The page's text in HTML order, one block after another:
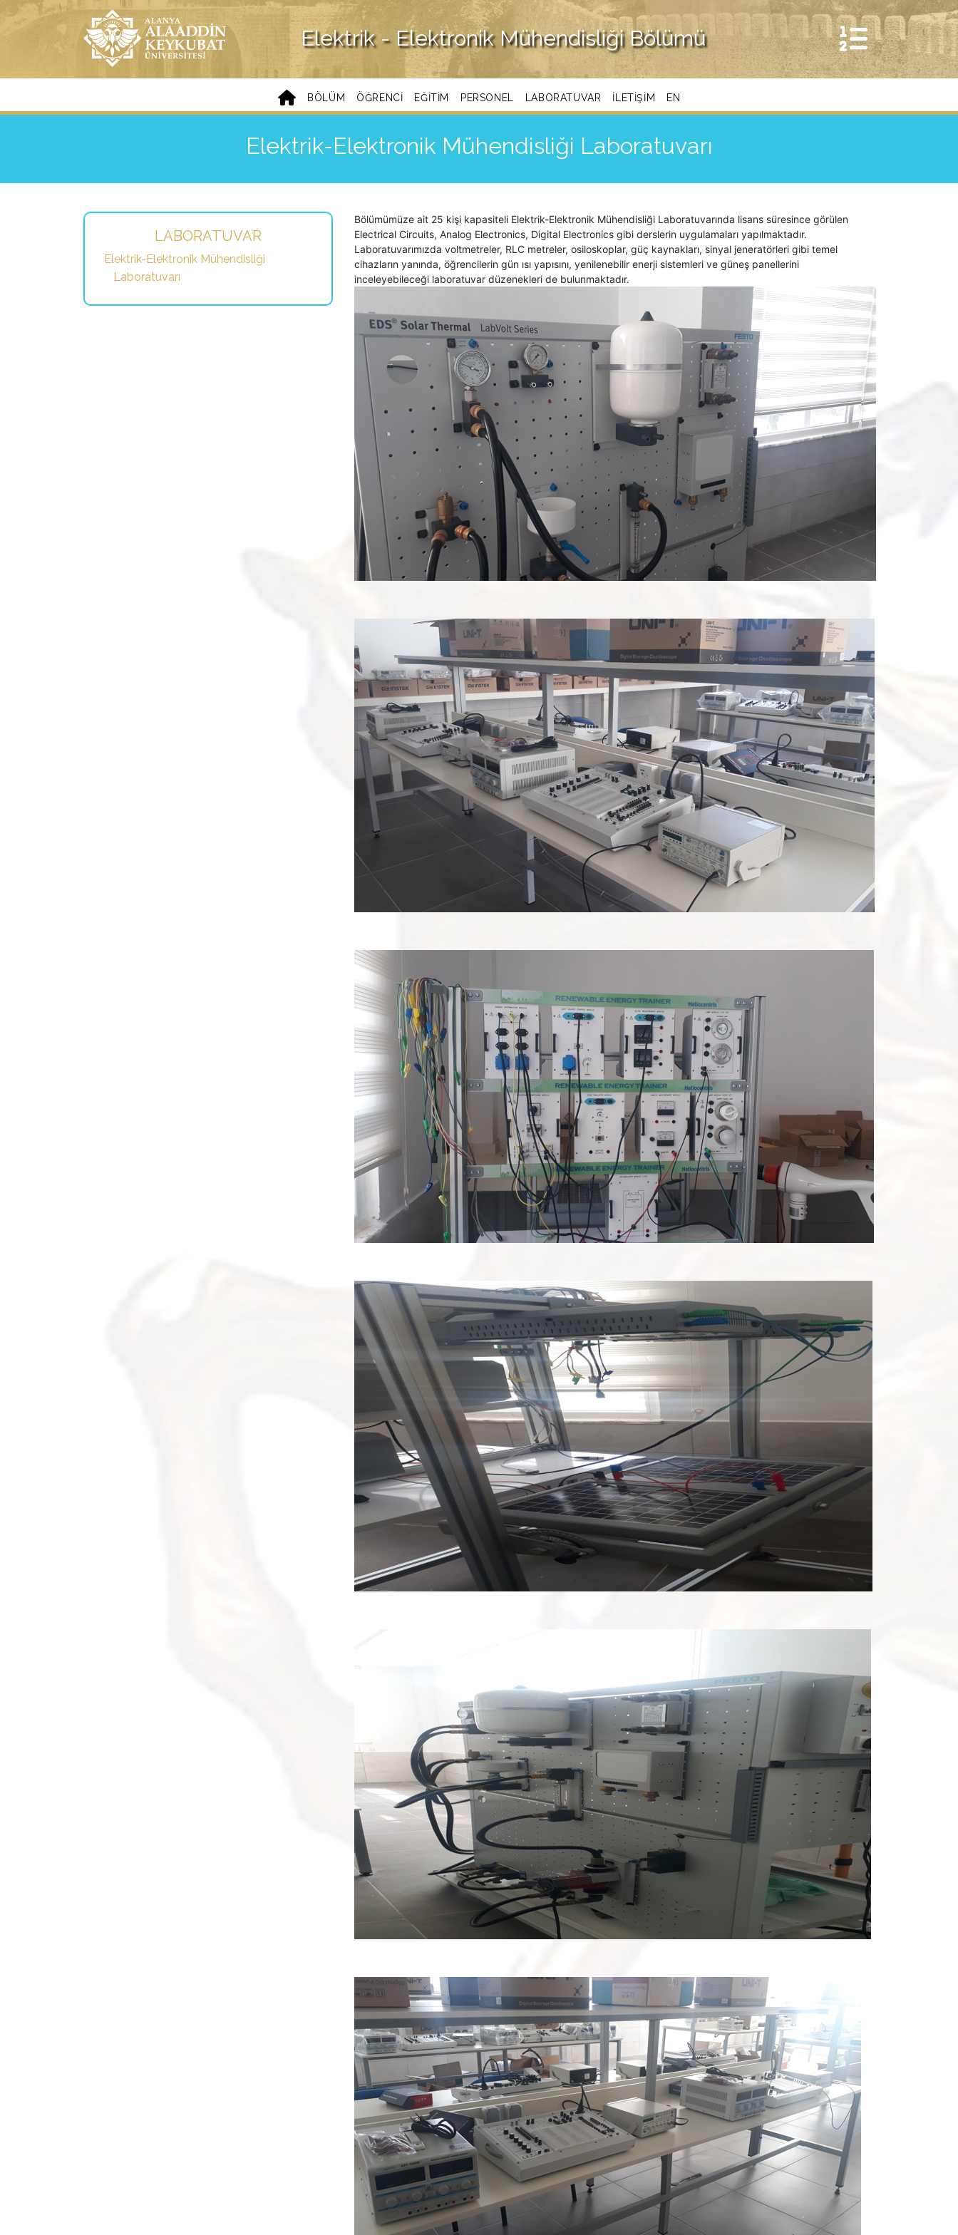
Elektrik - Elektronik Mühendisliği Bölümü
BÖLÜM ÖĞRENCI EĞITIM PERSONEL LABORATUVAR ILETIŞIM EN
Elektrik-Elektronik Mühendisliği Laboratuvarı
LABORATUVAR
Elektrik-Elektronik Mühendisliği
Laboratuvarı
Bölümümüze ait 25 kişi kapasiteli Elektrik-Elektronik Mühendisliği Laboratuvarında lisans süresince görülen
Electrical Circuits, Analog Electronics, Digital Electronics gibi derslerin uygulamaları yapılmaktadır.
Laboratuvarımızda voltmetreler, RLC metreler, osiloskoplar, güç kaynakları, sinyal jeneratörleri gibi temel
cihazların yanında, öğrencilerin gün ısı yapısını, yenilenebilir enerji sistemleri ve güneş panellerini
inceleyebileceği laboratuvar düzenekleri de bulunmaktadır.